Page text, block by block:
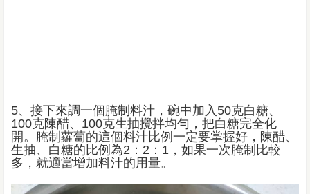
5、接下來調一個腌制料汁，碗中加入50克白糖、
100克陳醋、100克生抽攪拌均勻，把白糖完全化
開。腌制蘿蔔的這個料汁比例一定要掌握好，陳醋、
生抽、白糖的比例為2：2：1，如果一次腌制比較
多，就適當增加料汁的用量。